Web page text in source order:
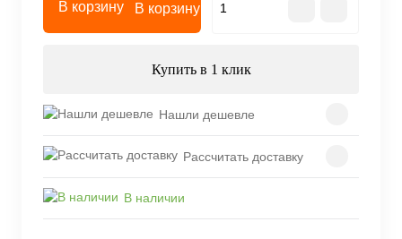
В корзину
Купить в 1 клик
Нашли дешевле
Рассчитать доставку
В наличии